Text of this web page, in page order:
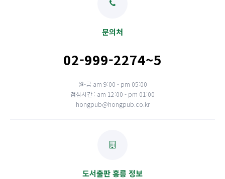
문의처
02-999-2274~5
월-금 am 9:00 - pm 05:00
점심시간 : am 12:00 - pm 01:00
hongpub@hongpub.co.kr
도서출판 홍릉 정보